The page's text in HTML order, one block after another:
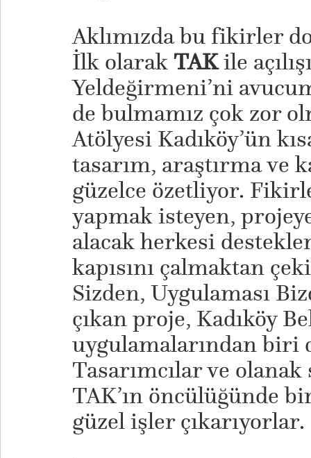
Aklımızda bu fikirler
İlk olarak TAKile
Yeldeğirmeni’ni
de bulmamız çok zor
Atölyesi Kadıköy’ün
tasarım, araştırma ve
güzelce özetliyor.
yapmak isteyen,
alacak herkesi
kapısını çalmaktan
Sizden, Uygulaması
çıkan proje, Kadıköy
uygulamalarından biri
Tasarımcılar ve
TAK’ın öncülüğünde
güzel işler çıkarıyorlar.